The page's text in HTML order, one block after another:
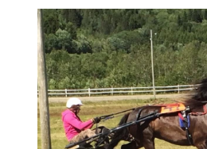
eller kunnsk...